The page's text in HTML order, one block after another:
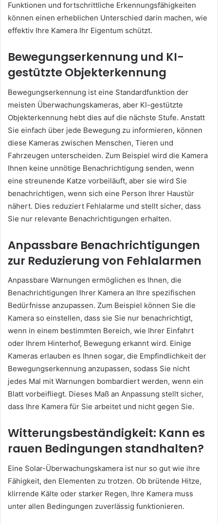
Funktionen und fortschrittliche Erkennungsfähigkeiten
können einen erheblichen Unterschied darin machen, wie
effektiv Ihre Kamera Ihr Eigentum schützt.
Bewegungserkennung und KI-
gestützte Objekterkennung
Bewegungserkennung ist eine Standardfunktion der
meisten Überwachungskameras, aber KI-gestützte
Objekterkennung hebt dies auf die nächste Stufe. Anstatt
Sie einfach über jede Bewegung zu informieren, können
diese Kameras zwischen Menschen, Tieren und
Fahrzeugen unterscheiden. Zum Beispiel wird die Kamera
Ihnen keine unnötige Benachrichtigung senden, wenn
eine streunende Katze vorbeiläuft, aber sie wird Sie
benachrichtigen, wenn sich eine Person Ihrer Haustür
nähert. Dies reduziert Fehlalarme und stellt sicher, dass
Sie nur relevante Benachrichtigungen erhalten.
Anpassbare Benachrichtigungen
zur Reduzierung von Fehlalarmen
Anpassbare Warnungen ermöglichen es Ihnen, die
Benachrichtigungen Ihrer Kamera an Ihre spezifischen
Bedürfnisse anzupassen. Zum Beispiel können Sie die
Kamera so einstellen, dass sie Sie nur benachrichtigt,
wenn in einem bestimmten Bereich, wie Ihrer Einfahrt
oder Ihrem Hinterhof, Bewegung erkannt wird. Einige
Kameras erlauben es Ihnen sogar, die Empfindlichkeit der
Bewegungserkennung anzupassen, sodass Sie nicht
jedes Mal mit Warnungen bombardiert werden, wenn ein
Blatt vorbeifliegt. Dieses Maß an Anpassung stellt sicher,
dass Ihre Kamera für Sie arbeitet und nicht gegen Sie.
Witterungsbeständigkeit: Kann es
rauen Bedingungen standhalten?
Eine Solar-Überwachungskamera ist nur so gut wie ihre
Fähigkeit, den Elementen zu trotzen. Ob brütende Hitze,
klirrende Kälte oder starker Regen, Ihre Kamera muss
unter allen Bedingungen zuverlässig funktionieren.